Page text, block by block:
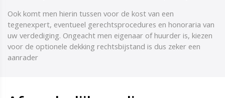
Ook komt men hierin tussen voor de kost van een
tegenexpert, eventueel gerechtsprocedures en honoraria van
uw verdediging. Ongeacht men eigenaar of huurder is, kiezen
voor de optionele dekking rechtsbijstand is dus zeker een
aanrader